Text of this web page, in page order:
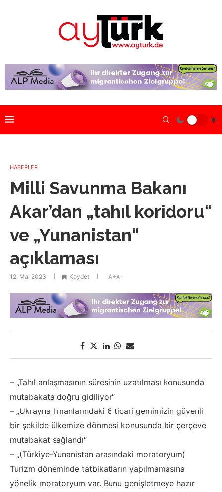
HABERLER
Milli Savunma Bakanı
Akar’dan „tahıl koridoru“
ve „Yunanistan“
açıklaması
12. Mai 2023 Kaydet A+A-
– „Tahıl anlaşmasının süresinin uzatılması konusunda
mutabakata doğru gidiliyor“
– „Ukrayna limanlarındaki 6 ticari gemimizin güvenli
bir şekilde ülkemize dönmesi konusunda bir çerçeve
mutabakat sağlandı“
– „(Türkiye-Yunanistan arasındaki moratoryum)
Turizm döneminde tatbikatların yapılmamasına
yönelik moratoryum var. Bunu genişletmeye hazır